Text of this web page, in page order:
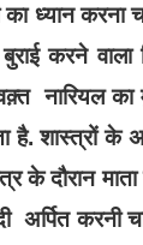
ध्यान करना
करने वाला
नारियल
है. शास्त्रों के
के दौरान
अर्पित करनी